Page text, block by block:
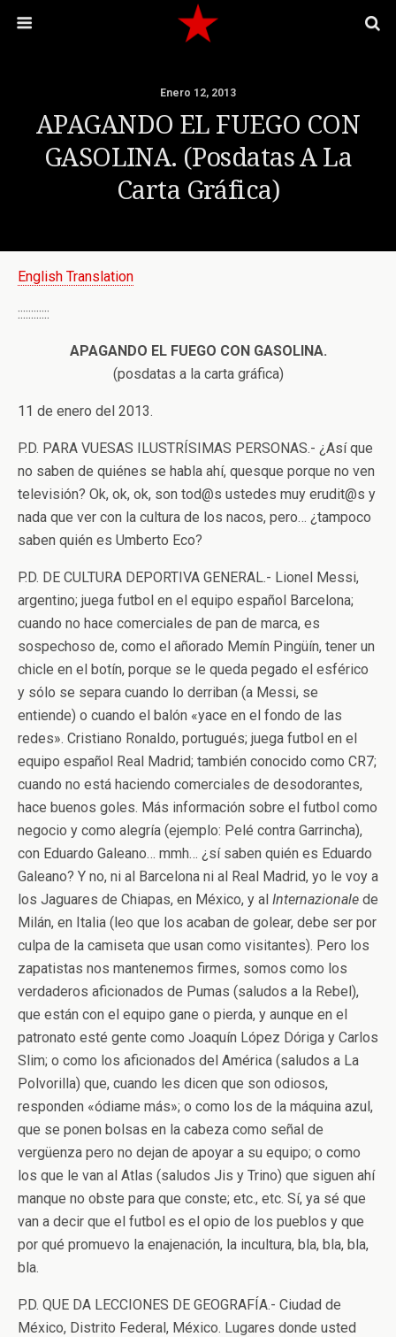
Enero 12, 2013
APAGANDO EL FUEGO CON
GASOLINA. (posdatas A La
Carta Gráfica)
English Translation
::::::::::::
APAGANDO EL FUEGO CON GASOLINA.
(posdatas a la carta gráfica)
11 de enero del 2013.
P.D. PARA VUESAS ILUSTRÍSIMAS PERSONAS.- ¿Así que
no saben de quiénes se habla ahí, quesque porque no ven
televisión? Ok, ok, ok, son tod@s ustedes muy erudit@s y
nada que ver con la cultura de los nacos, pero… ¿tampoco
saben quién es Umberto Eco?
P.D. DE CULTURA DEPORTIVA GENERAL.- Lionel Messi,
argentino; juega futbol en el equipo español Barcelona;
cuando no hace comerciales de pan de marca, es
sospechoso de, como el añorado Memín Pingüín, tener un
chicle en el botín, porque se le queda pegado el esférico
y sólo se separa cuando lo derriban (a Messi, se
entiende) o cuando el balón «yace en el fondo de las
redes». Cristiano Ronaldo, portugués; juega futbol en el
equipo español Real Madrid; también conocido como CR7;
cuando no está haciendo comerciales de desodorantes,
hace buenos goles. Más información sobre el futbol como
negocio y como alegría (ejemplo: Pelé contra Garrincha),
con Eduardo Galeano… mmh… ¿sí saben quién es Eduardo
Galeano? Y no, ni al Barcelona ni al Real Madrid, yo le voy a
los Jaguares de Chiapas, en México, y al Internazionale de
Milán, en Italia (leo que los acaban de golear, debe ser por
culpa de la camiseta que usan como visitantes). Pero los
zapatistas nos mantenemos firmes, somos como los
verdaderos aficionados de Pumas (saludos a la Rebel),
que están con el equipo gane o pierda, y aunque en el
patronato esté gente como Joaquín López Dóriga y Carlos
Slim; o como los aficionados del América (saludos a La
Polvorilla) que, cuando les dicen que son odiosos,
responden «ódiame más»; o como los de la máquina azul,
que se ponen bolsas en la cabeza como señal de
vergüenza pero no dejan de apoyar a su equipo; o como
los que le van al Atlas (saludos Jis y Trino) que siguen ahí
manque no obste para que conste; etc., etc. Sí, ya sé que
van a decir que el futbol es el opio de los pueblos y que
por qué promuevo la enajenación, la incultura, bla, bla, bla,
bla.
P.D. QUE DA LECCIONES DE GEOGRAFÍA.- Ciudad de
México, Distrito Federal, México. Lugares donde usted